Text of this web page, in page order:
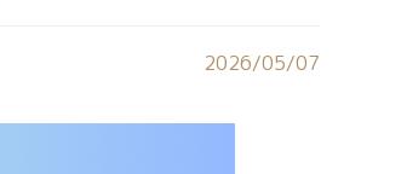
2026/05/07